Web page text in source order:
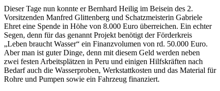
Dieser Tage nun konnte er Bernhard Heilig im Beisein des 2.
Vorsitzenden Manfred Glittenberg und Schatzmeisterin Gabriele
Ehret eine Spende in Höhe von 8.000 Euro überreichen. Ein echter
Segen, denn für das genannt Projekt benötigt der Förderkreis
„Leben braucht Wasser“ ein Finanzvolumen von rd. 50.000 Euro.
Aber man ist guter Dinge, denn mit diesem Geld werden neben
zwei festen Arbeitsplätzen in Peru und einigen Hilfskräften nach
Bedarf auch die Wasserproben, Werkstattkosten und das Material für
Rohre und Pumpen sowie ein Fahrzeug finanziert.